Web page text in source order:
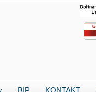
BIP KONTAKT